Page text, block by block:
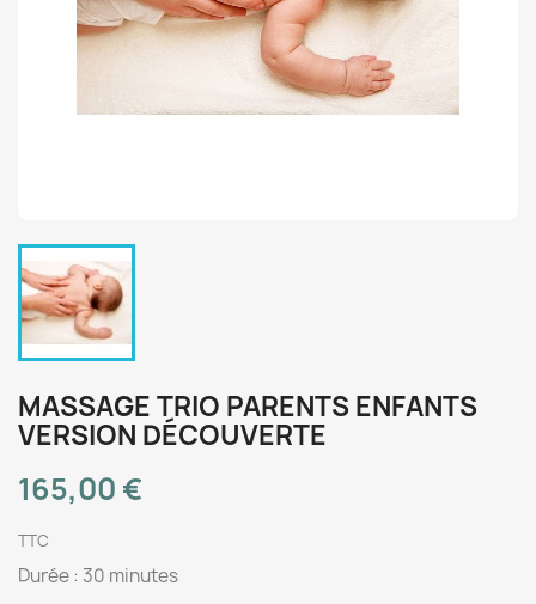
MASSAGE TRIO PARENTS ENFANTS
VERSION DÉCOUVERTE
165,00 €
TTC
Durée : 30 minutes